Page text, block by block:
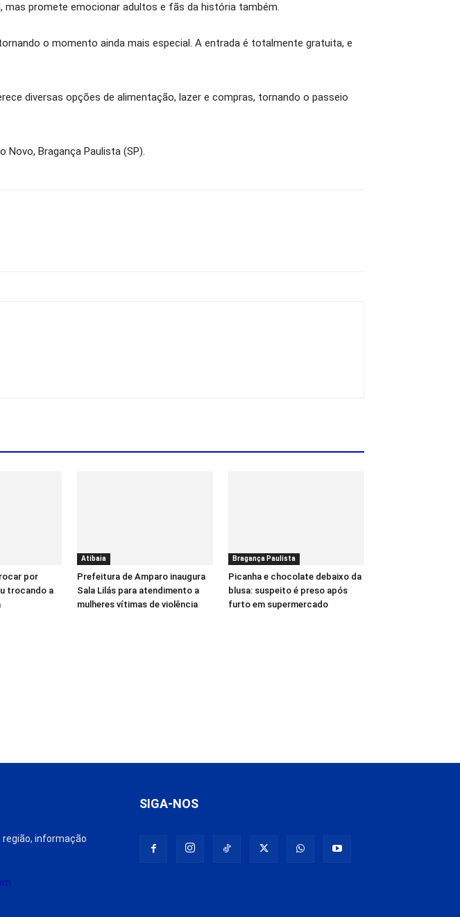
mas promete emocionar adultos e fãs da história também.
o momento ainda mais especial. A entrada é totalmente gratuita, e
diversas opções de alimentação, lazer e compras, tornando o passeio
Novo, Bragança Paulista (SP).
por
trocando a
Atibaia
Prefeitura de Amparo inaugura
Sala Lilás para atendimento a
mulheres vítimas de violência
Bragança Paulista
Picanha e chocolate debaixo da
blusa: suspeito é preso após
furto em supermercado
região, informação
SIGA-NOS